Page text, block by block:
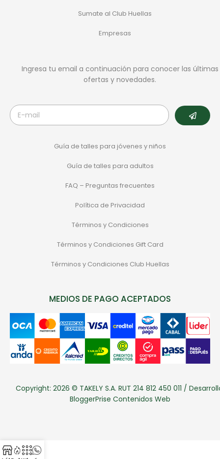
Sumate al Club Huellas
Empresas
Ingresa tu email a continuación para conocer las últimas
ofertas y novedades.
Guía de talles para jóvenes y niños
Guía de talles para adultos
FAQ – Preguntas frecuentes
Política de Privacidad
Términos y Condiciones
Términos y Condiciones Gift Card
Términos y Condiciones Club Huellas
MEDIOS DE PAGO ACEPTADOS
Copyright: 2026 © TAKELY S.A. RUT 214 812 450 011 /
BloggerPrise Contenidos Web